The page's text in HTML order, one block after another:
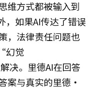
维方式都被输入到
如果AI传达了错误
，法律责任问题也
幻觉
决。里德AI在回答
案与真实的里德·